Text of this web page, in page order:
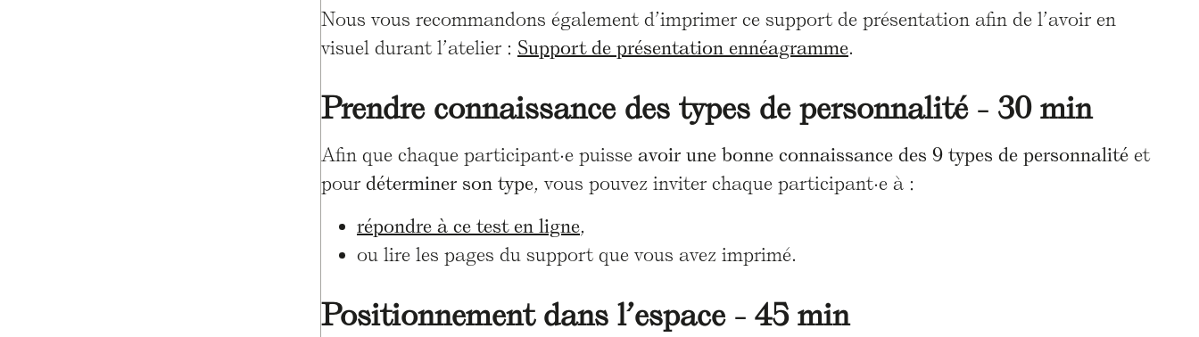
Nous vous recommandons également d’imprimer ce support de présentation afin de l’avoir en
visuel durant l’atelier : Support de présentation ennéagramme.
Prendre connaissance des types de personnalité - 30 min
Afin que chaque participant·e puisse avoir une bonne connaissance des 9 types de personnalité et
pour déterminer son type, vous pouvez inviter chaque participant·e à :
répondre à ce test en ligne,
ou lire les pages du support que vous avez imprimé.
Positionnement dans l’espace - 45 min